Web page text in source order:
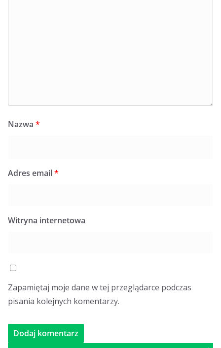
Nazwa *
Adres email*
Witryna internetowa
Zapamiętaj moje dane w tej przeglądarce podczas
pisania kolejnych komentarzy.